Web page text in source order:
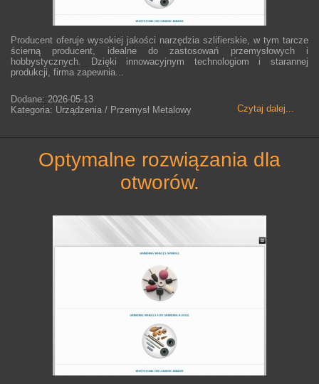
Producent oferuje wysokiej jakości narzędzia szlifierskie, w tym tarcze
ścierną producent, idealne do zastosowań przemysłowych i
hobbystycznych. Dzięki innowacyjnym technologiom i starannej
produkcji, firma zapewnia...
Czytaj dalej...
Dodane: 2026-05-13
Kategoria: Urządzenia / Przemysł Metalowy
optymalne rozwiązania dla
otworów.